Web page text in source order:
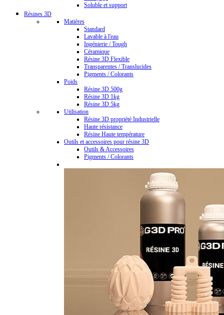
Soluble et support
Résines 3D
Matières
Standard
Lavable à l'eau
Ingénierie / Tough
Céramique
Résine 3D Flexible
Transparentes / Translucides
Pigments / Colorants
Poids
Résine 3D 500g
Résine 3D 1kg
Résine 3D 5kg
Utilisation
Résine 3D propriété Industrielle
Haute résistance
Résine Haute température
Outils et accessoires pour résine 3D
Outils & Accessoires
Pigments / Colorants